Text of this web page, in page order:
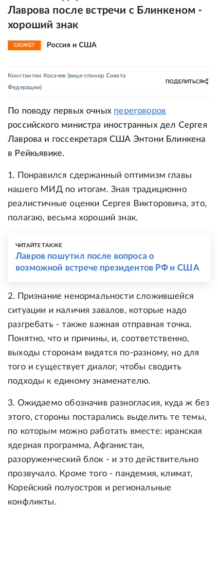
Лаврова после встречи с Блинкеном -
хороший знак
СЮЖЕТ Россия и США
Константин Косачев (вице-спикер Совета
Федерации)
ПОДЕЛИТЬСЯ
По поводу первых очных переговоров
российского министра иностранных дел Сергея
Лаврова и госсекретаря США Энтони Блинкена
в Рейкьявике.
1. Понравился сдержанный оптимизм главы
нашего МИД по итогам. Зная традиционно
реалистичные оценки Сергея Викторовича, это,
полагаю, весьма хороший знак.
ЧИТАЙТЕ ТАКЖЕ
Лавров пошутил после вопроса о
возможной встрече президентов РФ и США
2. Признание ненормальности сложившейся
ситуации и наличия завалов, которые надо
разгребать - также важная отправная точка.
Понятно, что и причины, и, соответственно,
выходы сторонам видятся по-разному, но для
того и существует диалог, чтобы сводить
подходы к единому знаменателю.
3. Ожидаемо обозначив разногласия, куда ж без
этого, стороны постарались выделить те темы,
по которым можно работать вместе: иранская
ядерная программа, Афганистан,
разоруженческий блок - и это действительно
прозвучало. Кроме того - пандемия, климат,
Корейский полуостров и региональные
конфликты.